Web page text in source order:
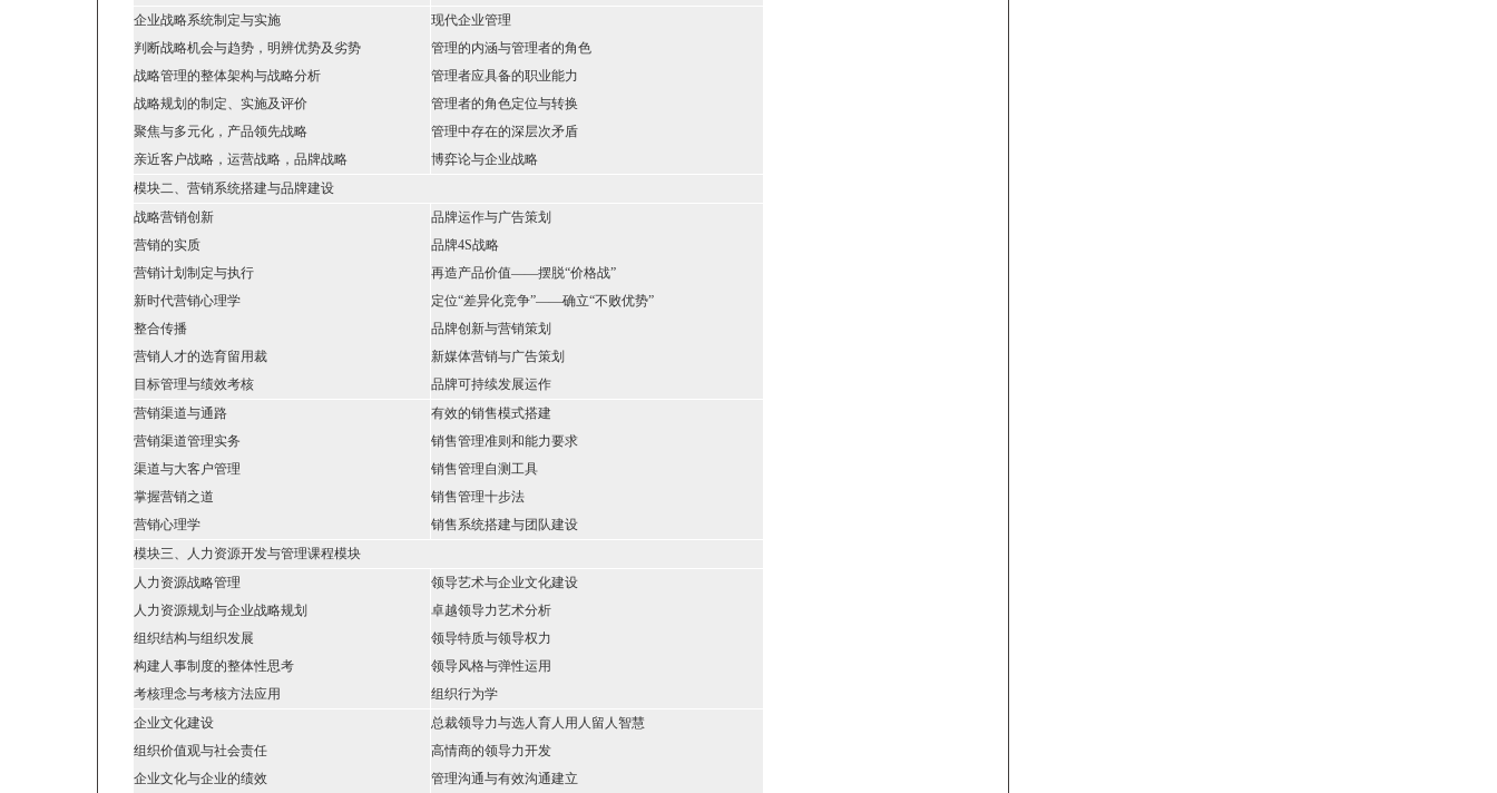
企业战略系统制定与实施
判断战略机会与趋势，明辨优势及劣势
战略管理的整体架构与战略分析
战略规划的制定、实施及评价
聚焦与多元化，产品领先战略
亲近客户战略，运营战略，品牌战略
现代企业管理
管理的内涵与管理者的角色
管理者应具备的职业能力
管理者的角色定位与转换
管理中存在的深层次矛盾
博弈论与企业战略
模块二、营销系统搭建与品牌建设
战略营销创新
营销的实质
营销计划制定与执行
新时代营销心理学
整合传播
营销人才的选育留用裁
目标管理与绩效考核
品牌运作与广告策划
品牌4S战略
再造产品价值——摆脱“价格战”
定位“差异化竞争”——确立“不败优势”
品牌创新与营销策划
新媒体营销与广告策划
品牌可持续发展运作
营销渠道与通路
营销渠道管理实务
渠道与大客户管理
掌握营销之道
营销心理学
有效的销售模式搭建
销售管理准则和能力要求
销售管理自测工具
销售管理十步法
销售系统搭建与团队建设
模块三、人力资源开发与管理课程模块
人力资源战略管理
人力资源规划与企业战略规划
组织结构与组织发展
构建人事制度的整体性思考
考核理念与考核方法应用
领导艺术与企业文化建设
卓越领导力艺术分析
领导特质与领导权力
领导风格与弹性运用
组织行为学
企业文化建设
组织价值观与社会责任
企业文化与企业的绩效
总裁领导力与选人育人用人留人智慧
高情商的领导力开发
管理沟通与有效沟通建立